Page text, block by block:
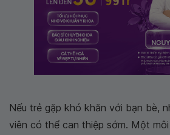
Nếu trẻ gặp khó khăn với bạn bè,
viên có thể can thiệp sớm. Một